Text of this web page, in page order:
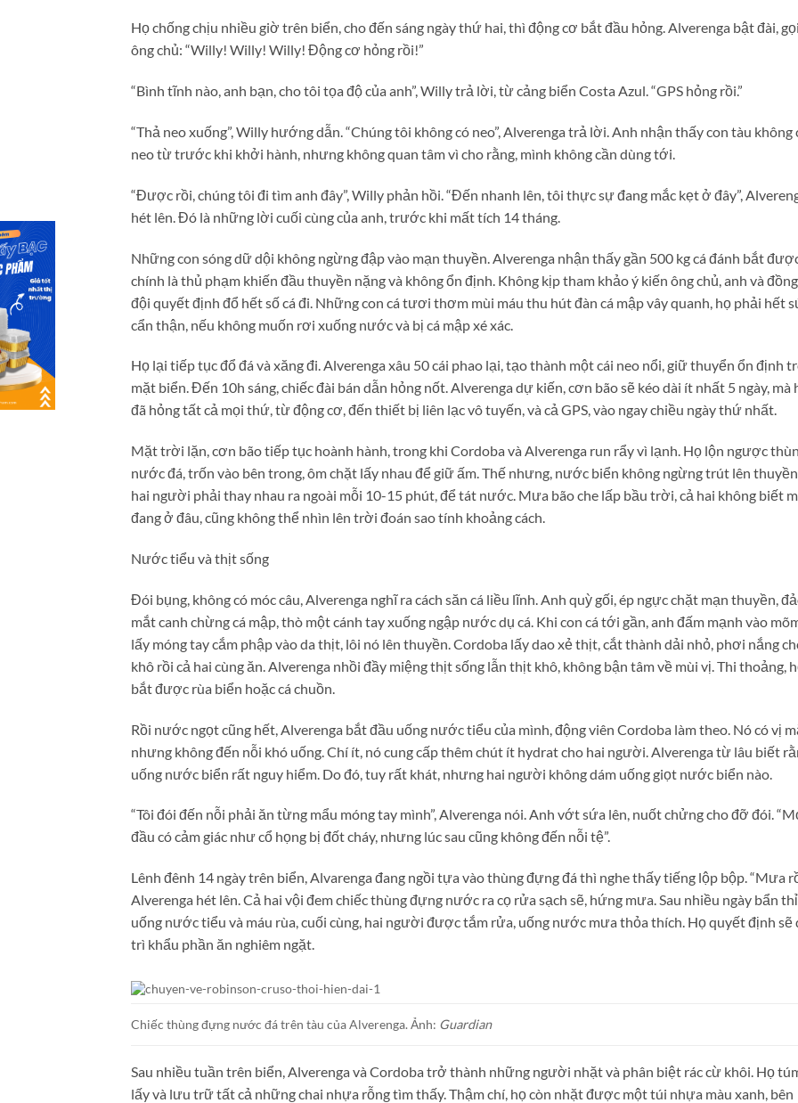
Họ chống chịu nhiều giờ trên biển, cho đến sáng ngày thứ hai, thì động cơ bắt đầu hỏng. Alverenga bật đài, gọi
ông chủ: “Willy! Willy! Willy! Động cơ hỏng rồi!”
“Bình tĩnh nào, anh bạn, cho tôi tọa độ của anh”, Willy trả lời, từ cảng biển Costa Azul. “GPS hỏng rồi.”
“Thả neo xuống”, Willy hướng dẫn. “Chúng tôi không có neo”, Alverenga trả lời. Anh nhận thấy con tàu không
neo từ trước khi khởi hành, nhưng không quan tâm vì cho rằng, mình không cần dùng tới.
“Được rồi, chúng tôi đi tìm anh đây”, Willy phản hồi. “Đến nhanh lên, tôi thực sự đang mắc kẹt ở đây”,
hét lên. Đó là những lời cuối cùng của anh, trước khi mất tích 14 tháng.
Những con sóng dữ dội không ngừng đập vào mạn thuyền. Alverenga nhận thấy gần 500 kg cá đánh bắt
chính là thủ phạm khiến đầu thuyền nặng và không ổn định. Không kịp tham khảo ý kiến ông chủ, anh và đồng
đội quyết định đổ hết số cá đi. Những con cá tươi thơm mùi máu thu hút đàn cá mập vây quanh, họ phải hết
cẩn thận, nếu không muốn rơi xuống nước và bị cá mập xé xác.
Họ lại tiếp tục đổ đá và xăng đi. Alverenga xâu 50 cái phao lại, tạo thành một cái neo nổi, giữ thuyển ổn định
mặt biển. Đến 10h sáng, chiếc đài bán dẫn hỏng nốt. Alverenga dự kiến, cơn bão sẽ kéo dài ít nhất 5 ngày, mà
đã hỏng tất cả mọi thứ, từ động cơ, đến thiết bị liên lạc vô tuyến, và cả GPS, vào ngay chiều ngày thứ nhất.
Mặt trời lặn, cơn bão tiếp tục hoành hành, trong khi Cordoba và Alverenga run rẩy vì lạnh. Họ lộn ngược
nước đá, trốn vào bên trong, ôm chặt lấy nhau để giữ ấm. Thế nhưng, nước biển không ngừng trút lên
hai người phải thay nhau ra ngoài mỗi 10-15 phút, để tát nước. Mưa bão che lấp bầu trời, cả hai không biết
đang ở đâu, cũng không thể nhìn lên trời đoán sao tính khoảng cách.
Nước tiểu và thịt sống
Đói bụng, không có móc câu, Alverenga nghĩ ra cách săn cá liều lĩnh. Anh quỳ gối, ép ngực chặt mạn thuyền,
mắt canh chừng cá mập, thò một cánh tay xuống ngập nước dụ cá. Khi con cá tới gần, anh đấm mạnh vào
lấy móng tay cắm phập vào da thịt, lôi nó lên thuyền. Cordoba lấy dao xẻ thịt, cắt thành dải nhỏ, phơi nắng
khô rồi cả hai cùng ăn. Alverenga nhồi đầy miệng thịt sống lẫn thịt khô, không bận tâm về mùi vị. Thi thoảng,
bắt được rùa biển hoặc cá chuồn.
Rồi nước ngọt cũng hết, Alverenga bắt đầu uống nước tiểu của mình, động viên Cordoba làm theo. Nó có vị
nhưng không đến nỗi khó uống. Chí ít, nó cung cấp thêm chút ít hydrat cho hai người. Alverenga từ lâu biết
uống nước biển rất nguy hiểm. Do đó, tuy rất khát, nhưng hai người không dám uống giọt nước biển nào.
“Tôi đói đến nỗi phải ăn từng mẩu móng tay mình”, Alverenga nói. Anh vớt sứa lên, nuốt chửng cho đỡ đói.
đầu có cảm giác như cổ họng bị đốt cháy, nhưng lúc sau cũng không đến nỗi tệ”.
Lênh đênh 14 ngày trên biển, Alvarenga đang ngồi tựa vào thùng đựng đá thì nghe thấy tiếng lộp bộp. “Mưa
Alverenga hét lên. Cả hai vội đem chiếc thùng đựng nước ra cọ rửa sạch sẽ, hứng mưa. Sau nhiều ngày bẩn
uống nước tiểu và máu rùa, cuối cùng, hai người được tắm rửa, uống nước mưa thỏa thích. Họ quyết định sẽ
trì khẩu phần ăn nghiêm ngặt.
Chiếc thùng đựng nước đá trên tàu của Alverenga. Ảnh: Guardian
Sau nhiều tuần trên biển, Alverenga và Cordoba trở thành những người nhặt và phân biệt rác cừ khôi. Họ
lấy và lưu trữ tất cả những chai nhựa rỗng tìm thấy. Thậm chí, họ còn nhặt được một túi nhựa màu xanh, bên